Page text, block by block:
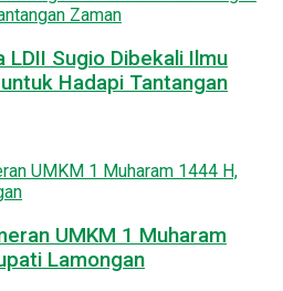
LDII Sugio Dibekali Ilmu
Hadapi Tantangan
UMKM 1 Muharam
Lamongan